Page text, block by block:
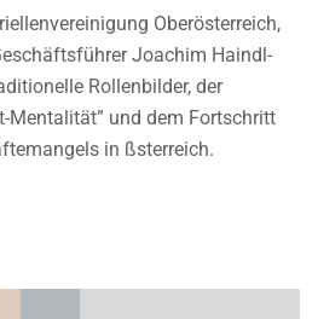
Oberösterreich,
Joachim Haindl-
Rollenbilder, der
Mentalität” und dem Fortschritt
in ßsterreich.